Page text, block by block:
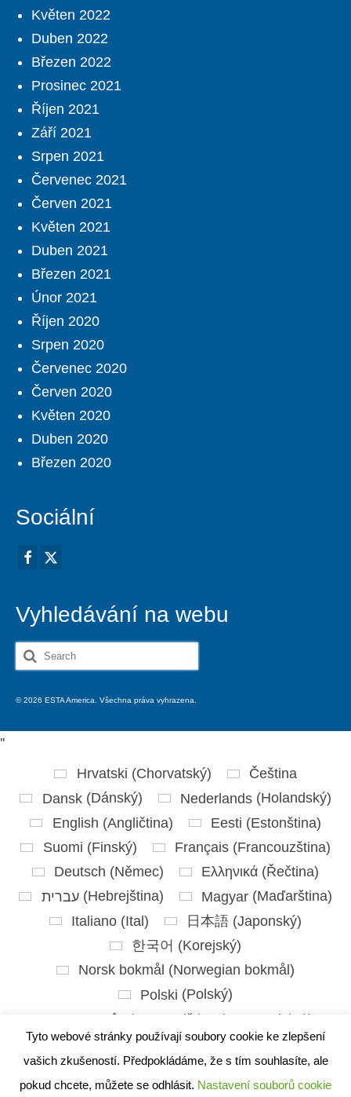
Květen 2022
Duben 2022
Březen 2022
Prosinec 2021
Říjen 2021
Září 2021
Srpen 2021
Červenec 2021
Červen 2021
Květen 2021
Duben 2021
Březen 2021
Únor 2021
Říjen 2020
Srpen 2020
Červenec 2020
Červen 2020
Květen 2020
Duben 2020
Březen 2020
Sociální
Vyhledávání na webu
Search
© 2026 ESTA America. Všechna práva vyhrazena.
Tyto webové stránky používají soubory cookie ke zlepšení
vašich zkušeností. Předpokládáme, že s tím souhlasíte, ale
pokud chcete, můžete se odhlásit. Nastavení souborů cookie
''
Hrvatski (Chorvatský)
Čeština
Dansk(Dánský) Nederlands(Holandský)
English (Angličtina) Eesti (Estonština)
Suomi (Finský) Français(Francouzština)
Deutsch (Němec) Ελληνικά (Řečtina)
עברית(Hebrejština) Magyar(Maďarština)
Italiano (Ital) 日本語 (Japonský)
한국어 (Korejský)
Norsk bokmål (Norwegian bokmål)
Polski (Polský)
Português
(Portugalština ( Portugalsko))
Slovenčina(Slovenština)
Slovenščina(Slovinština)
Español (Španělský) Svenska(Švédský)